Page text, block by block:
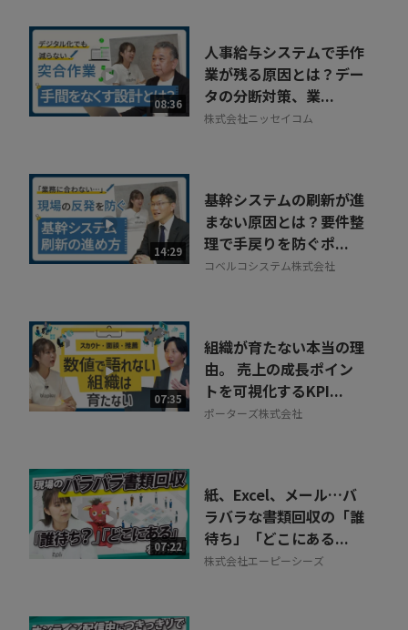
08:36
人事給与システムで手作
業が残る原因とは？デー
タの分断対策、業...
株式会社ニッセイコム
14:29
基幹システムの刷新が進
まない原因とは？要件整
理で手戻りを防ぐポ...
コベルコシステム株式会社
07:35
組織が育たない本当の理
由。 売上の成長ポイン
トを可視化するKPI...
ポーターズ株式会社
07:22
紙、Excel、メール…バ
ラバラな書類回収の「誰
待ち」「どこにある...
株式会社エーピーシーズ